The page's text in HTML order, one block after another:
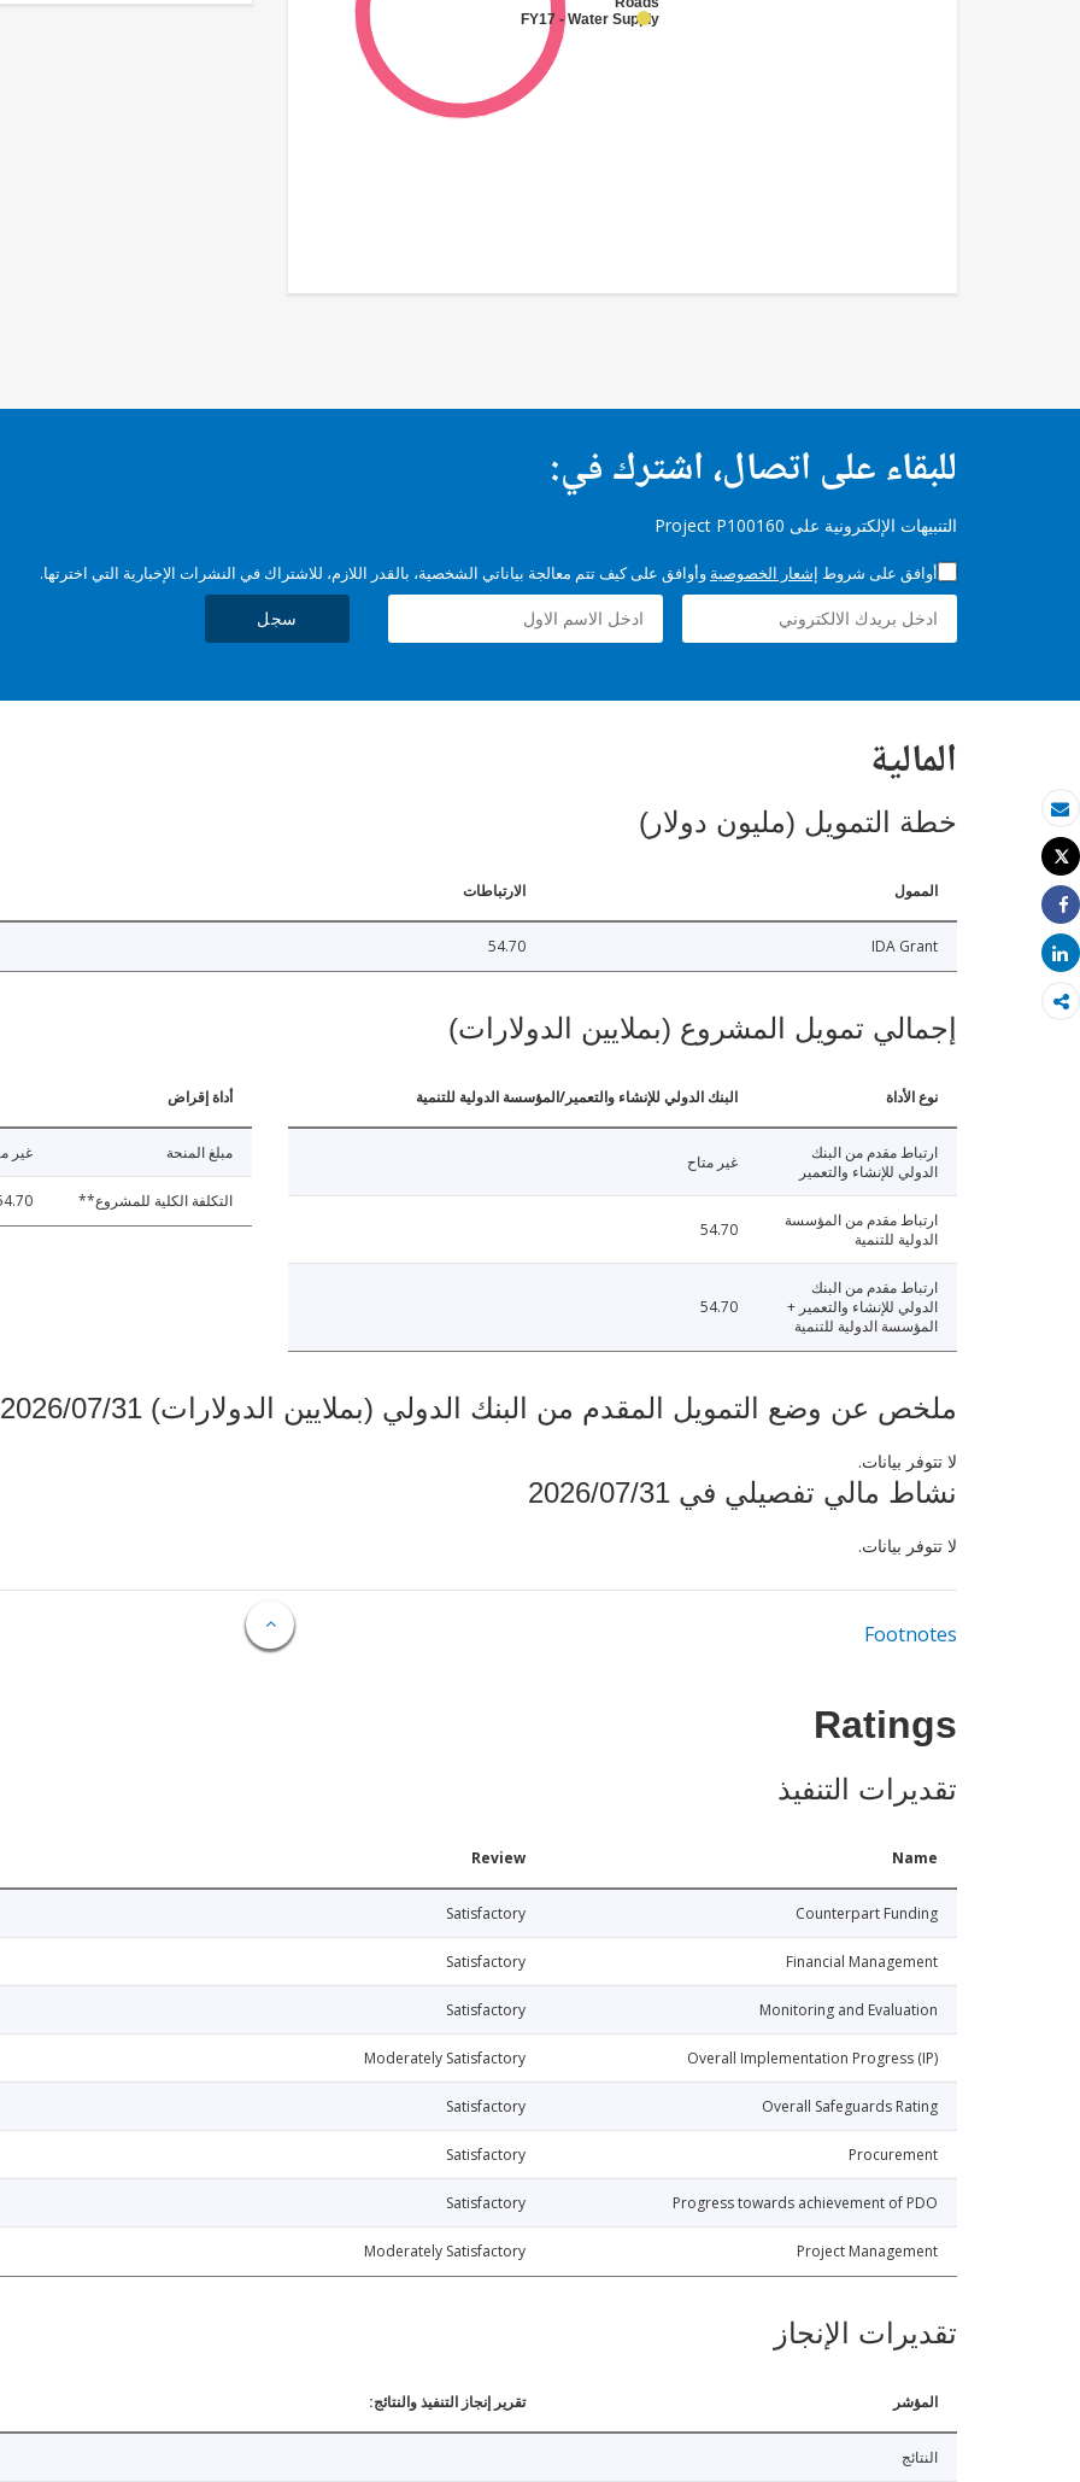
بريد الكتروني
طباعة
Tweet
Share
Share
FY17 - Water Supply
للبقاء على اتصال، اشترك في:
التنبيهات الإلكترونية على Project P100160
أوافق على شروط إشعار الخصوصية وأوافق على كيف تتم معالجة بياناتي الشخصية، بالقدر اللازم، للاشتراك في النشرات الإخبارية التي اخترتها.
سجل
المالية
خطة التمويل (مليون دولار)
الممول الارتباطات
IDA Grant
54.70
إجمالي تمويل المشروع (بملايين الدولارات)
نوع الأداة البنك الدولي للإنشاء والتعمير/المؤسسة الدولية للتنمية
ارتباط مقدم من البنك
الدولي للإنشاء والتعمير
غير متاح
ارتباط مقدم من المؤسسة
الدولية للتنمية
54.70
ارتباط مقدم من البنك
الدولي للإنشاء والتعمير +
المؤسسة الدولية للتنمية
54.70
أداة إقراض
مبلغ المنحة غير
التكلفة الكلية للمشروع**
ملخص عن وضع التمويل المقدم من البنك الدولي (بملايين الدولارات) 2026/07/31
لا تتوفر بيانات.
نشاط مالي تفصيلي في 2026/07/31
لا تتوفر بيانات.
Footnotes
Ratings
تقديرات التنفيذ
Name
Review
Counterpart Funding
Satisfactory
Financial Management
Satisfactory
Monitoring and Evaluation
Satisfactory
Overall Implementation Progress (IP)
Moderately Satisfactory
Overall Safeguards Rating
Satisfactory
Procurement
Satisfactory
Progress towards achievement of PDO
Satisfactory
Project Management
Moderately Satisfactory
تقديرات الإنجاز
المؤشر تقرير إنجاز التنفيذ والنتائج:
النتائج